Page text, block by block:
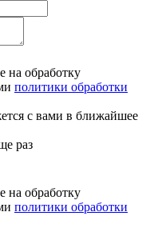
на обработку
политики обработки
с вами в ближайшее
раз
на обработку
политики обработки